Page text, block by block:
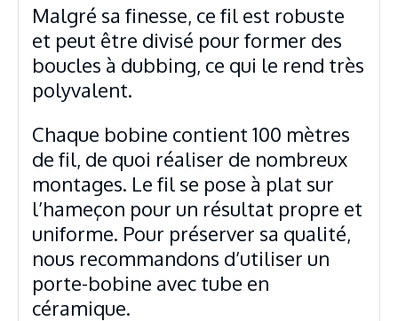
Malgré sa finesse, ce fil est robuste
et peut être divisé pour former des
boucles à dubbing, ce qui le rend très
polyvalent.
Chaque bobine contient 100 mètres
de fil, de quoi réaliser de nombreux
montages. Le fil se pose à plat sur
l’hameçon pour un résultat propre et
uniforme. Pour préserver sa qualité,
nous recommandons d’utiliser un
porte-bobine avec tube en
céramique.